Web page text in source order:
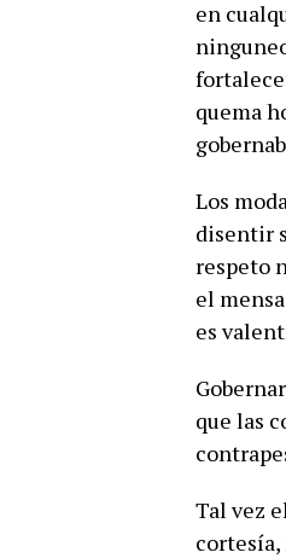
en
quema
Los
disentir
respeto
el
es
que las
Tal vez